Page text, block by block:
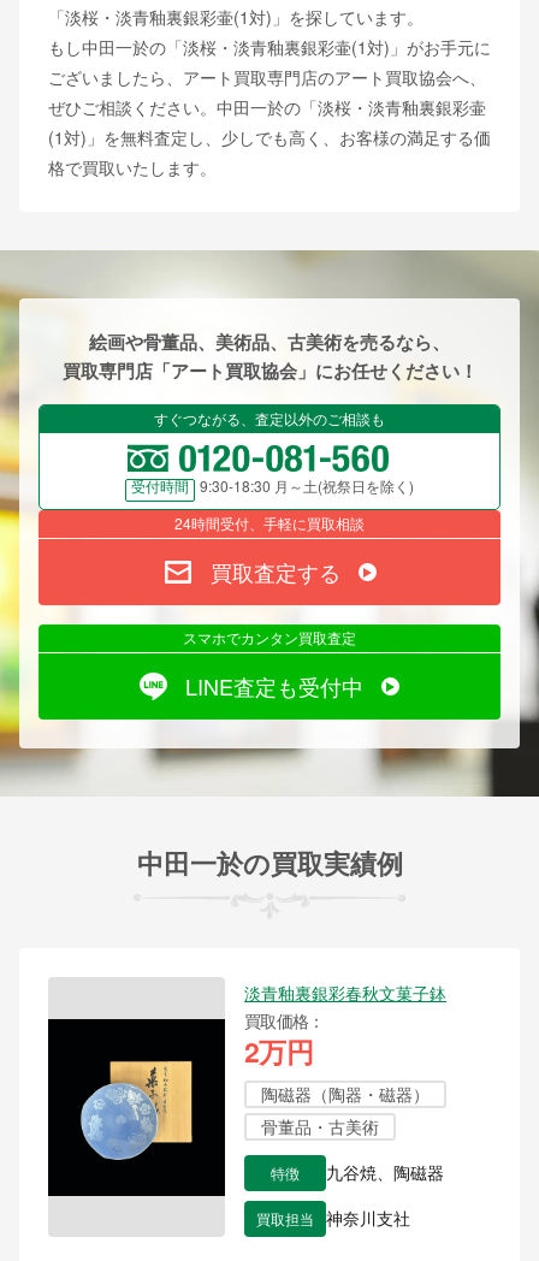
「淡桜・淡青釉裏銀彩壷(1対)」を探しています。
もし中田一於の「淡桜・淡青釉裏銀彩壷(1対)」がお手元に
ございましたら、アート買取専門店のアート買取協会へ、
ぜひご相談ください。中田一於の「淡桜・淡青釉裏銀彩壷
(1対)」を無料査定し、少しでも高く、お客様の満足する価
格で買取いたします。
絵画や骨董品、美術品、古美術を売るなら、
買取専門店「アート買取協会」にお任せください！
すぐつながる、査定以外のご相談も
受付時間
9:30-18:30 月～土(祝祭日を除く)
24時間受付、手軽に買取相談
買取査定する
スマホでカンタン買取査定
LINE査定も受付中
中田一於の買取実績例
淡青釉裏銀彩春秋文菓子鉢
買取価格
2万円
陶磁器（陶器・磁器）
骨董品・古美術
特徴 九谷焼、陶磁器
買取担当 神奈川支社